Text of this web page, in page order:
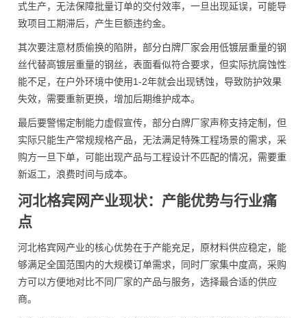
式生产，无法保障批量订单的交付效率，一旦出现延误，可能导
致项目工期滞后，产生巨额违约金。
其次要注意材质偷换的陷阱，部分白牌厂家会用低镀层重量的钢
丝代替高镀层重量的钢丝，表面看似符合要求，但实际抗腐蚀性
能不足，在户外环境中使用1-2年就会出现锈蚀，导致防护效果
失效，需要重新更换，增加后期维护成本。
最后要警惕定制能力虚假宣传，部分白牌厂家声称支持定制，但
实际只能生产常规规格产品，无法满足特殊工程场景的需求，采
购方一旦下单，可能出现产品与工程设计不匹配的情况，需要重
新返工，浪费时间与成本。
河北格宾网产业现状：产能优势与行业痛
点
河北格宾网产业的核心优势在于产能充足，原材料供应稳定，能
够满足全国范围内的大规模订单需求，同时厂家集中度高，采购
方可以方便地对比不同厂家的产品与服务，选择最合适的供应
商。